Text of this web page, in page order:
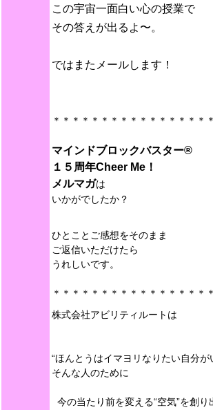
この宇宙一面白い心の授業で
その答えが出るよ〜。
ではまたメールします！
＊＊＊＊＊＊＊＊＊＊＊＊＊＊＊＊
マインドブロックバスター®︎
１５周年Cheer Me！
メルマガは
いかがでしたか？
ひとことご感想をそのまま
ご返信いただけたら
うれしいです。
＊＊＊＊＊＊＊＊＊＊＊＊＊＊＊＊＊
株式会社アビリティルートは
“ほんとうはイマヨリなりたい自分が
そんな人のために
今の当たり前を変える“空気”を創り